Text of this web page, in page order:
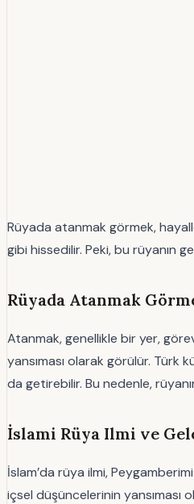
Rüyada atanmak görmek,
gibi hissedilir. Peki, bu rüyanın
Rüyada Atanmak
Atanmak, genellikle bir yer,
yansıması olarak görülür. Türk
da getirebilir. Bu nedenle,
İslami Rüya Ilmi ve
İslam’da rüya ilmi,
içsel düşüncelerinin yansıması